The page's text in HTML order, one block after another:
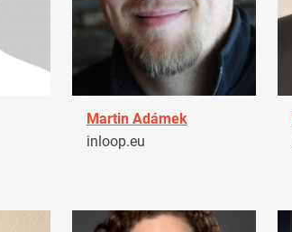
Martin Adámek
inloop.eu